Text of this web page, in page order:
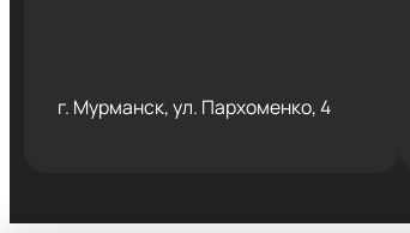
г. Мурманск, ул. Пархоменко, 4